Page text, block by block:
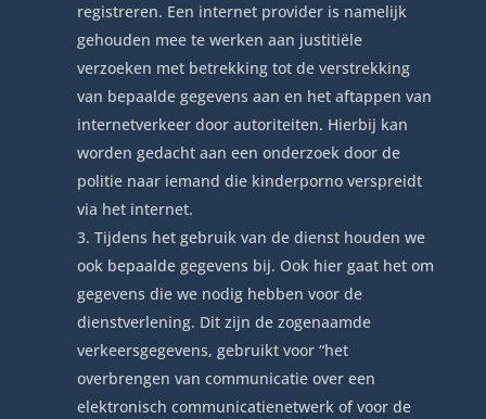
registreren. Een internet provider is namelijk
gehouden mee te werken aan justitiële
verzoeken met betrekking tot de verstrekking
van bepaalde gegevens aan en het aftappen van
internetverkeer door autoriteiten. Hierbij kan
worden gedacht aan een onderzoek door de
politie naar iemand die kinderporno verspreidt
via het internet.
Tijdens het gebruik van de dienst houden we
ook bepaalde gegevens bij. Ook hier gaat het om
gegevens die we nodig hebben voor de
dienstverlening. Dit zijn de zogenaamde
verkeersgegevens, gebruikt voor “het
overbrengen van communicatie over een
elektronisch communicatienetwerk of voor de